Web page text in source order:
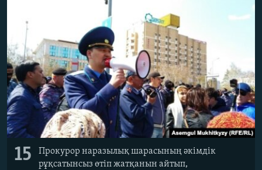
15
Прокурор наразылық шарасының әкімдік
рұқсатынсыз өтіп жатқанын айтып,